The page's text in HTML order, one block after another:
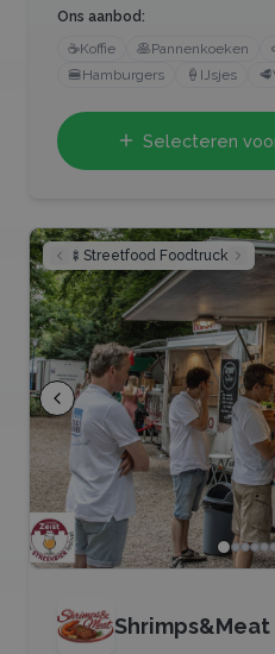
Ons aanbod:
☕Koffie 🥞Pannenkoeken
🍔Hamburgers 🍦 IJsjes 🥩
Selecteren
🍢 Streetfood Foodtruck
Shrimps&Meat